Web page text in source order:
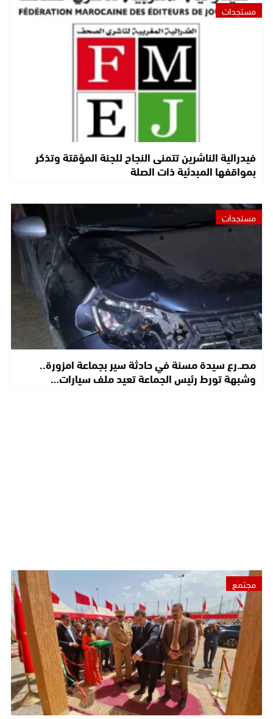
مستجدات
فيدرالية الناشرين تتمنى النجاح للجنة المؤقتة وتذكر
بمواقفها المبدئية ذات الصلة
مستجدات
مصـ.رع سيدة مسنة في حادثة سير بجماعة امزورة..
وشبهة تورط رئيس الجماعة تعيد ملف سيارات…
مجتمع